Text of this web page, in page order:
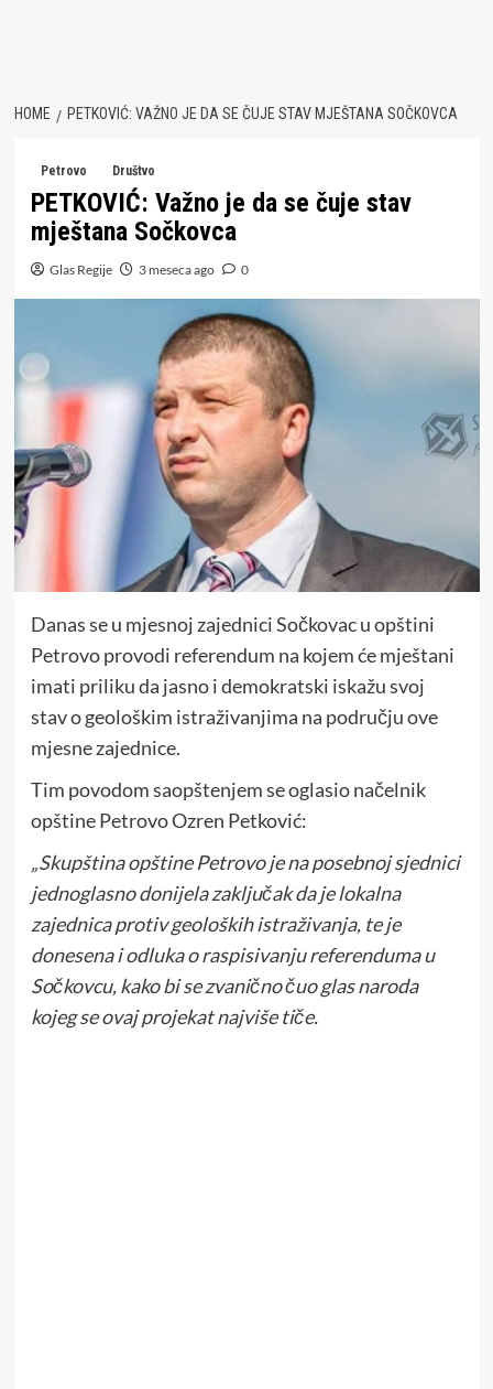
HOME PETKOVIĆ: VAŽNO JE DA SE ČUJE STAV MJEŠTANA SOČKOVCA
Petrovo Društvo
PETKOVIĆ: Važno je da se čuje stav
mještana Sočkovca
Glas Regije 3 meseca ago 0
Danas se u mjesnoj zajednici Sočkovac u opštini
Petrovo provodi referendum na kojem će mještani
imati priliku da jasno i demokratski iskažu svoj
stav o geološkim istraživanjima na području ove
mjesne zajednice.
Tim povodom saopštenjem se oglasio načelnik
opštine Petrovo Ozren Petković:
„Skupština opštine Petrovo je na posebnoj sjednici
jednoglasno donijela zaključak da je lokalna
zajednica protiv geoloških istraživanja, te je
donesena i odluka o raspisivanju referenduma u
Sočkovcu, kako bi se zvanično čuo glas naroda
kojeg se ovaj projekat najviše tiče.